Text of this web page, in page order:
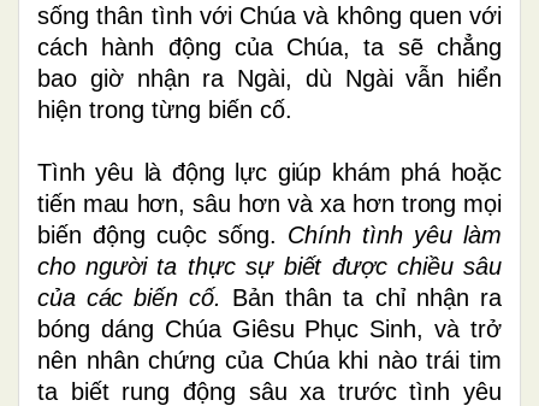
sống thân tình với Chúa và không quen với
cách hành động của Chúa, ta sẽ chẳng
bao giờ nhận ra Ngài, dù Ngài vẫn hiển
hiện trong từng biến cố.
Tình yêu là động lực giúp khám phá hoặc
tiến mau hơn, sâu hơn và xa hơn trong mọi
biến động cuộc sống. Chính tình yêu làm
cho người ta thực sự biết được chiều sâu
của các biến cố. Bản thân ta chỉ nhận ra
bóng dáng Chúa Giêsu Phục Sinh, và trở
nên nhân chứng của Chúa khi nào trái tim
ta biết rung động sâu xa trước tình yêu